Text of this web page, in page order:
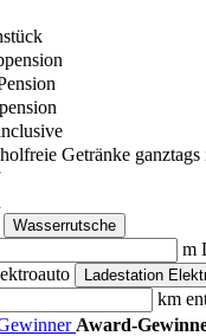
Getränke
Wasserrutsche
m
Ladestation
km
Award-